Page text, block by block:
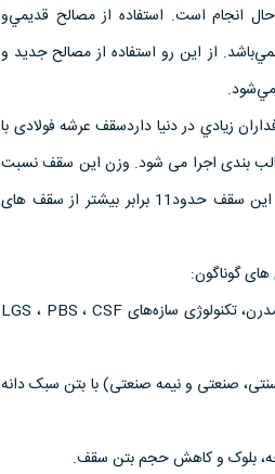
انجام است. استفاده از مصالح قدیمي‌و
از این رو استفاده از مصالح جدید و
مي‌شود.
زيادي در دنيا داردسقف عرشه فولادی با
بندی اجرا می شود. وزن این سقف نسبت
به سقف های مشابه حدود30 تا 60 درصدکمتر می باشد و سرعت اجرای این سقف حدود11 برابر بیشتر از سقف های
گوناگون:
1. سقف عرشه فولادی برای سازه‌های صنعتی پیش ساخته سبک یا خشک مدرن، تکنولوژی سازه‌های LGS ، PBS ، CSF
صنعتی و نیمه صنعتی) با بتن سبک دانه